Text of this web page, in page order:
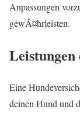
Anpassungen
gewÃ¤hrleisten.
Eine
deinen Hund und